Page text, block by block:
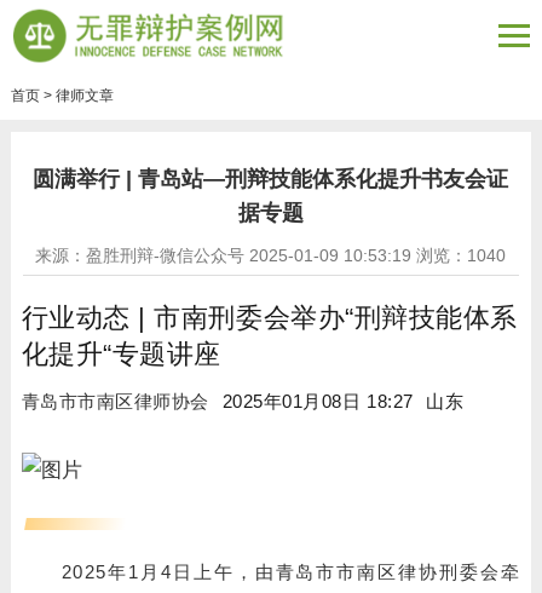
首页> 律师文章
圆满举行 | 青岛站—刑辩技能体系化提升书友会证
据专题
来源：盈胜刑辩-微信公众号 2025-01-09 10:53:19 浏览： 1040
行业动态 | 市南刑委会举办“刑辩技能体系
化提升“专题讲座
青岛市市南区律师协会 2025年01月08日 18:27 山东
2025年1月4日上午，由青岛市市南区律协刑委会牵